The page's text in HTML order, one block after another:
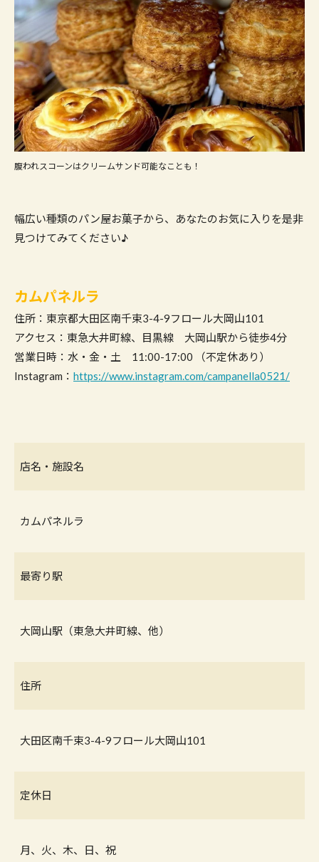
腹われスコーンはクリームサンド可能なことも！
幅広い種類のパン屋お菓子から、あなたのお気に入りを是非
見つけてみてください♪
カムパネルラ
住所：東京都大田区南千束3-4-9フロール大岡山101
アクセス：東急大井町線、目黒線 大岡山駅から徒歩4分
営業日時：水・金・土 11:00-17:00 （不定休あり）
Instagram： https://www.instagram.com/campanella0521/
店名・施設名
カムパネルラ
最寄り駅
大岡山駅（東急大井町線、他）
住所
大田区南千束3-4-9フロール大岡山101
定休日
月、火、木、日、祝